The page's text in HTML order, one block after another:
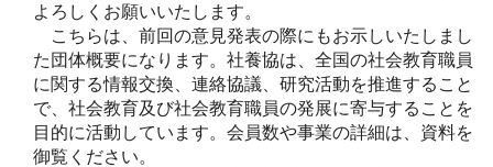
よろしくお願いいたします。
こちらは、前回の意見発表の際にもお示しいたしまし
た団体概要になります。社養協は、全国の社会教育職員
に関する情報交換、連絡協議、研究活動を推進すること
で、社会教育及び社会教育職員の発展に寄与することを
目的に活動しています。会員数や事業の詳細は、資料を
御覧ください。